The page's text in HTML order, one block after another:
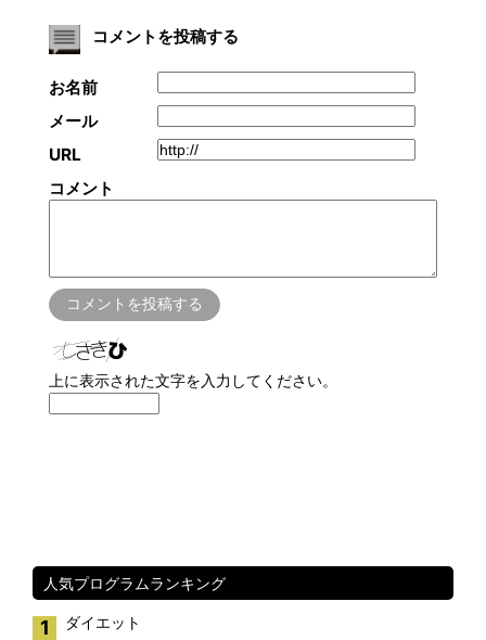
コメントを投稿する
お名前
メール
URL
コメント
上に表示された文字を入力してください。
人気プログラムランキング
1 ダイエット